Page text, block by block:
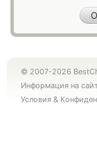
© 2007-2026
Информация на
Условия &